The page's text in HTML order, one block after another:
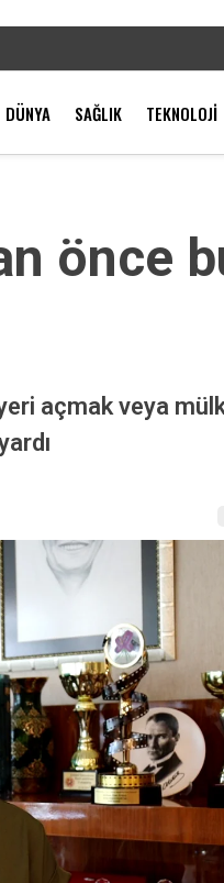
DÜNYA SAĞLIK TEKNOLOJI
önce
açmak veya